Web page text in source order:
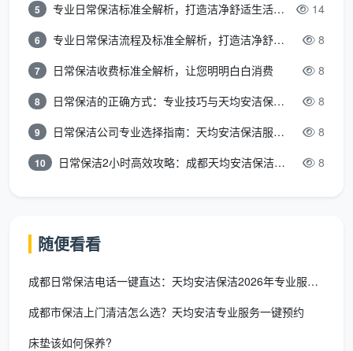
议高发点，交付前拍照留底，还原给房东一个有说服
力的洁净状态。
新房开荒保洁：最怕玻璃上留胶印、柜子里有锯末粉
遍处理玻璃（铲除残胶→清洗→刮干），柜体先用吸
尘器除浮尘再湿擦，细节做到位才能让业主在验收时
由衷说一句“这钱花得值”。
员，熟悉你家习惯后，连物品归位偏好都记得住，这
种持续性是
方。
这三种场景的覆盖，让“口碑”不再是笼统的评价，
而是一个个具体需求被精准满足后的自然表达。
5 专业日常保洁标准全解析，打造洁净舒适生活空间 14
6 专业日常保洁流程及标准全解析，打造洁净舒适环境 8
7 日常保洁收费标准全解析，让您明明白白消费 8
8 日常保洁的正确方式：专业技巧与天均安洁保洁服务全解析 8
9 日常保洁公司专业选择指南：天均安洁保洁服务全解析 8
10 日常保洁2小时高效攻略：成都天均安洁保洁专业时间管理方案 8
随便看看
成都日常保洁电话一键直达：天均安洁保洁2026年专业服务热线
成都市保洁上门清洁怎么选？天均安洁专业服务一键预约
床垫该如何保养?